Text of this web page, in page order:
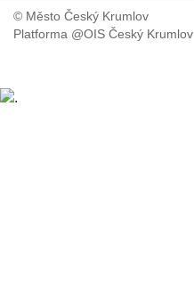
© Město Český Krumlov
Platforma @OIS Český Krumlov